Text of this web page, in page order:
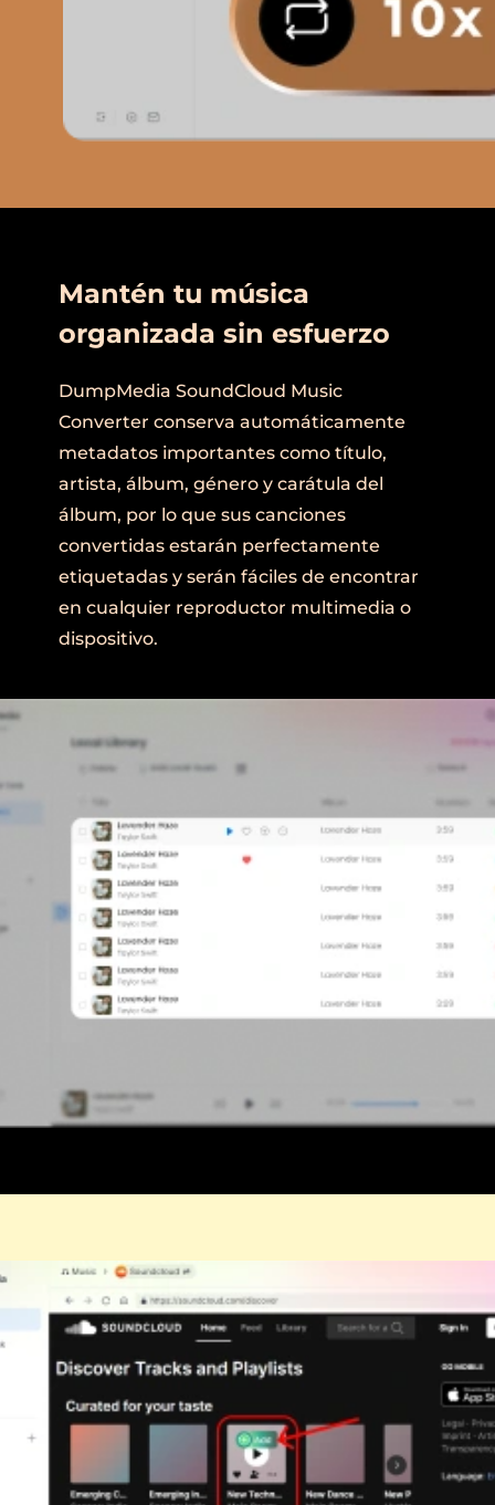
Mantén tu música
organizada sin esfuerzo
DumpMedia SoundCloud Music
Converter conserva automáticamente
metadatos importantes como título,
artista, álbum, género y carátula del
álbum, por lo que sus canciones
convertidas estarán perfectamente
etiquetadas y serán fáciles de encontrar
en cualquier reproductor multimedia o
dispositivo.